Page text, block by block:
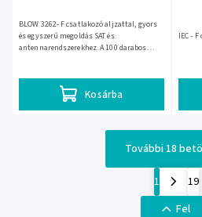
Kosárba
BLOW 3262- F csatlakozó aljzattal, gyors
és egyszerű megoldás SAT és
antennarendszerekhez. A 100 darabos
IEC -
További 18
1
19
Fel